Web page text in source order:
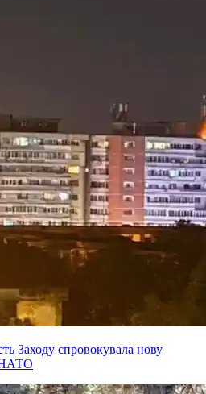
Заходу спровокувала нову
НАТО